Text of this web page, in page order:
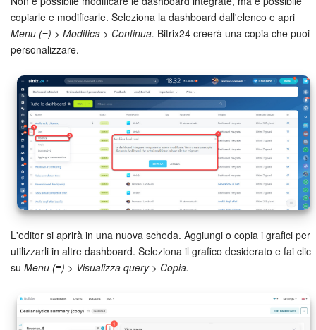
Sales Center
Generatore BI
Bitrix24 Market
Siti e store
Online store
Dipendenti
Knowledge base
Firma elettronica
copiarle e modificarle. Seleziona la dashboard dall'elenco e apri
Menu (≡) > Modifica > Continua. Bitrix24 creerà una copia che puoi
personalizzare.
L'editor si aprirà in una nuova scheda. Aggiungi o copia i grafici per
utilizzarli in altre dashboard. Seleziona il grafico desiderato e fai clic
su Menu (≡) > Visualizza query > Copia.